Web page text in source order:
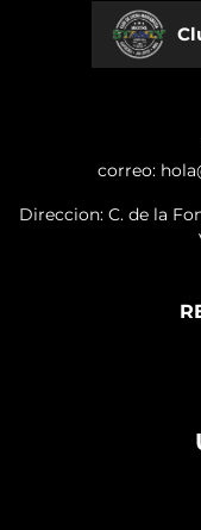
correo:
Direccion: C. de la